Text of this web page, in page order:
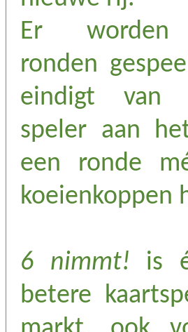
Er worden
ronden
eindigt van
speler aan
een ronde
koeienkoppen
6 nimmt! is
betere